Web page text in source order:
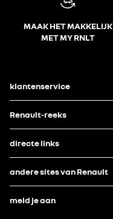
MAAK HET MAKKELIJK
MET MY RNLT
klantenservice
Renault-reeks
directe links
andere sites van Renault
meld je aan